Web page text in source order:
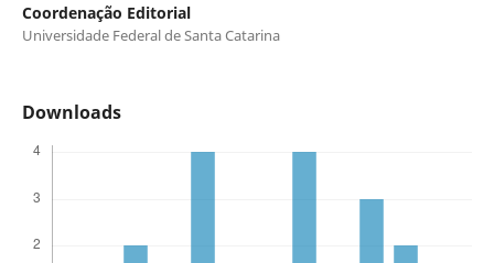
Coordenação Editorial
Universidade Federal de Santa Catarina
Downloads